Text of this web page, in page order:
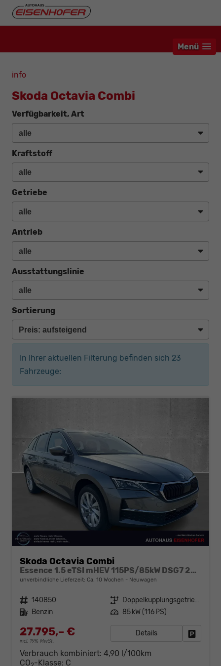
Menü
info
Skoda Octavia Combi
Verfügbarkeit, Art
Kraftstoff
Getriebe
Antrieb
Ausstattungslinie
Sortierung
In Ihrer aktuellen Filterung befinden sich 23
Fahrzeuge:
Skoda Octavia Combi
Essence 1.5 eTSI mHEV 115PS/85kW DSG7 2026
unverbindliche Lieferzeit: Ca. 10 Wochen Neuwagen
Fahrzeugnr. 140850 Getriebe
Doppelkupplungsgetriebe (DSG)
Kraftstoff Benzin Leistung 85 kW (116 PS)
27.795,– €
incl. 19% MwSt.
Details
Verbrauch kombiniert: 4,90 l/100km
CO -Klasse: C